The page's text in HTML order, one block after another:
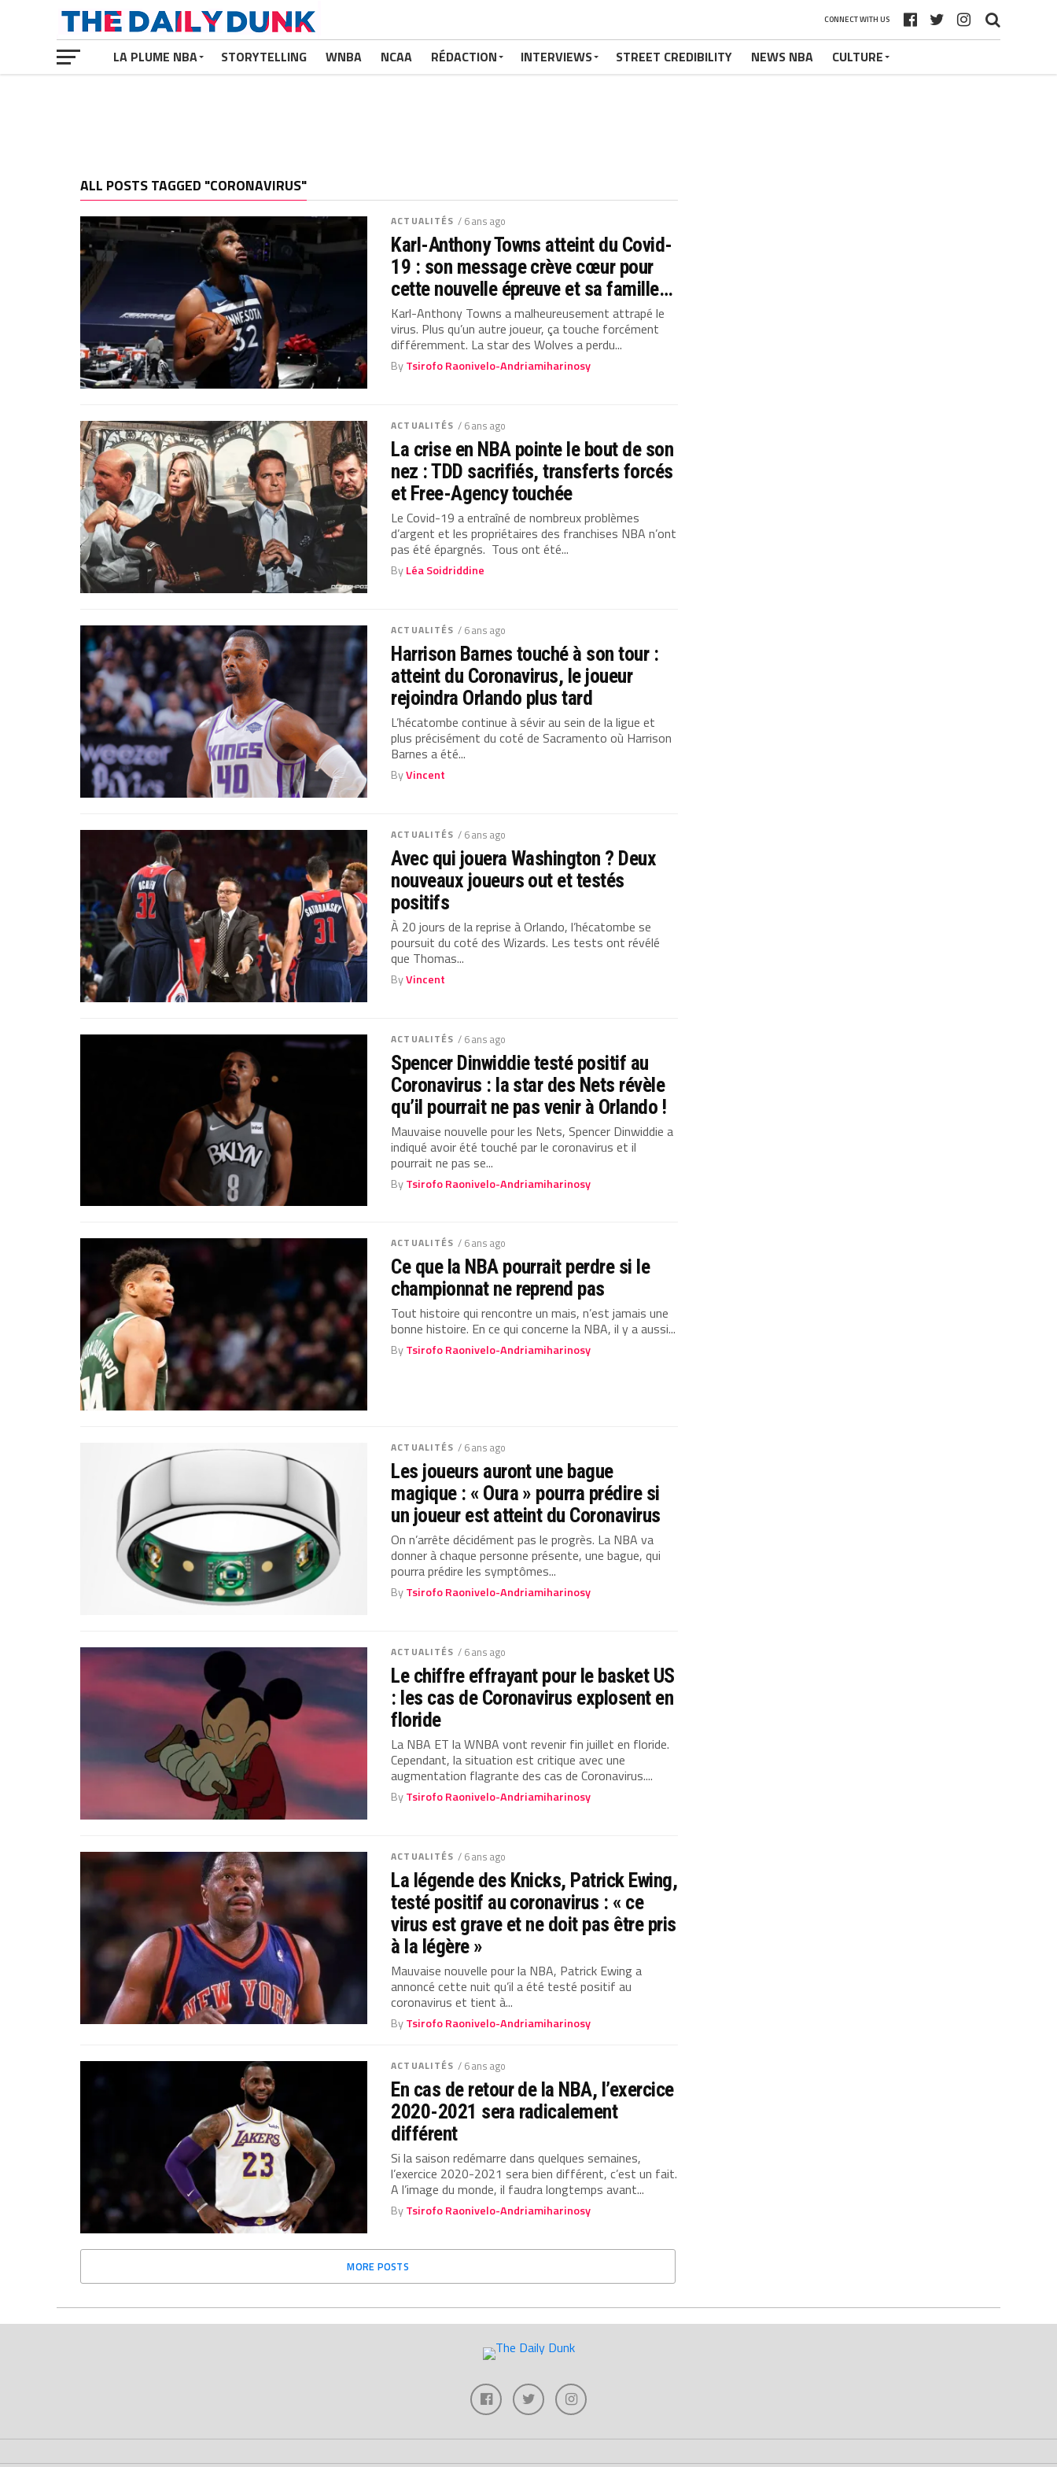
CONNECT WITH US
LA PLUME NBA STORYTELLING WNBA NCAA RÉDACTION INTERVIEWS STREET CREDIBILITY NEWS NBA CULTURE
ALL POSTS TAGGED "CORONAVIRUS"
ACTUALITÉS / 6 ans ago
Karl-Anthony Towns atteint du Covid-
19 : son message crève cœur pour
cette nouvelle épreuve et sa famille…
Karl-Anthony Towns a malheureusement attrapé le
virus. Plus qu’un autre joueur, ça touche forcément
différemment. La star des Wolves a perdu...
ByTsirofo Raonivelo-Andriamiharinosy
ACTUALITÉS / 6 ans ago
La crise en NBA pointe le bout de son
nez : TDD sacrifiés, transferts forcés
et Free-Agency touchée
Le Covid-19 a entraîné de nombreux problèmes
d’argent et les propriétaires des franchises NBA n’ont
pas été épargnés. Tous ont été...
ByLéa Soidriddine
ACTUALITÉS / 6 ans ago
Harrison Barnes touché à son tour :
atteint du Coronavirus, le joueur
rejoindra Orlando plus tard
L’hécatombe continue à sévir au sein de la ligue et
plus précisément du coté de Sacramento où Harrison
Barnes a été...
ByVincent
ACTUALITÉS / 6 ans ago
Avec qui jouera Washington ? Deux
nouveaux joueurs out et testés
positifs
À 20 jours de la reprise à Orlando, l’hécatombe se
poursuit du coté des Wizards. Les tests ont révélé
que Thomas...
ByVincent
ACTUALITÉS / 6 ans ago
Spencer Dinwiddie testé positif au
Coronavirus : la star des Nets révèle
qu’il pourrait ne pas venir à Orlando !
Mauvaise nouvelle pour les Nets, Spencer Dinwiddie a
indiqué avoir été touché par le coronavirus et il
pourrait ne pas se...
ByTsirofo Raonivelo-Andriamiharinosy
ACTUALITÉS / 6 ans ago
Ce que la NBA pourrait perdre si le
championnat ne reprend pas
Tout histoire qui rencontre un mais, n’est jamais une
bonne histoire. En ce qui concerne la NBA, il y a aussi...
ByTsirofo Raonivelo-Andriamiharinosy
ACTUALITÉS / 6 ans ago
Les joueurs auront une bague
magique : « Oura » pourra prédire si
un joueur est atteint du Coronavirus
On n’arrête décidément pas le progrès. La NBA va
donner à chaque personne présente, une bague, qui
pourra prédire les symptômes...
ByTsirofo Raonivelo-Andriamiharinosy
ACTUALITÉS / 6 ans ago
Le chiffre effrayant pour le basket US
: les cas de Coronavirus explosent en
floride
La NBA ET la WNBA vont revenir fin juillet en floride.
Cependant, la situation est critique avec une
augmentation flagrante des cas de Coronavirus....
ByTsirofo Raonivelo-Andriamiharinosy
ACTUALITÉS / 6 ans ago
La légende des Knicks, Patrick Ewing,
testé positif au coronavirus : « ce
virus est grave et ne doit pas être pris
à la légère »
Mauvaise nouvelle pour la NBA, Patrick Ewing a
annoncé cette nuit qu’il a été testé positif au
coronavirus et tient à...
ByTsirofo Raonivelo-Andriamiharinosy
ACTUALITÉS / 6 ans ago
En cas de retour de la NBA, l’exercice
2020-2021 sera radicalement
différent
Si la saison redémarre dans quelques semaines,
l’exercice 2020-2021 sera bien différent, c’est un fait.
A l’image du monde, il faudra longtemps avant...
ByTsirofo Raonivelo-Andriamiharinosy
MORE POSTS